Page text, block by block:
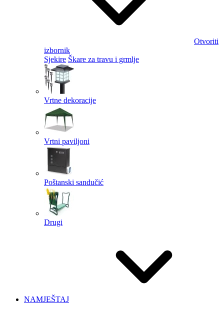
Otvoriti
izbornik
Sjekire Škare za travu i grmlje
Vrtne dekoracije
Vrtni paviljoni
Poštanski sandučić
Drugi
NAMJEŠTAJ